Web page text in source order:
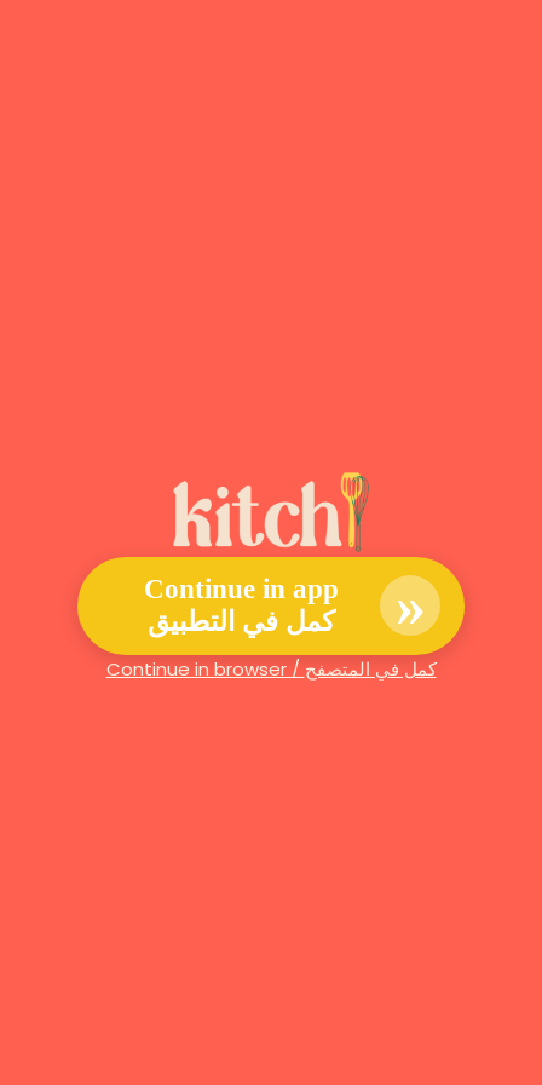
Continue in app
كمل في التطبيق
»
Continue in browser / كمل في المتصفح